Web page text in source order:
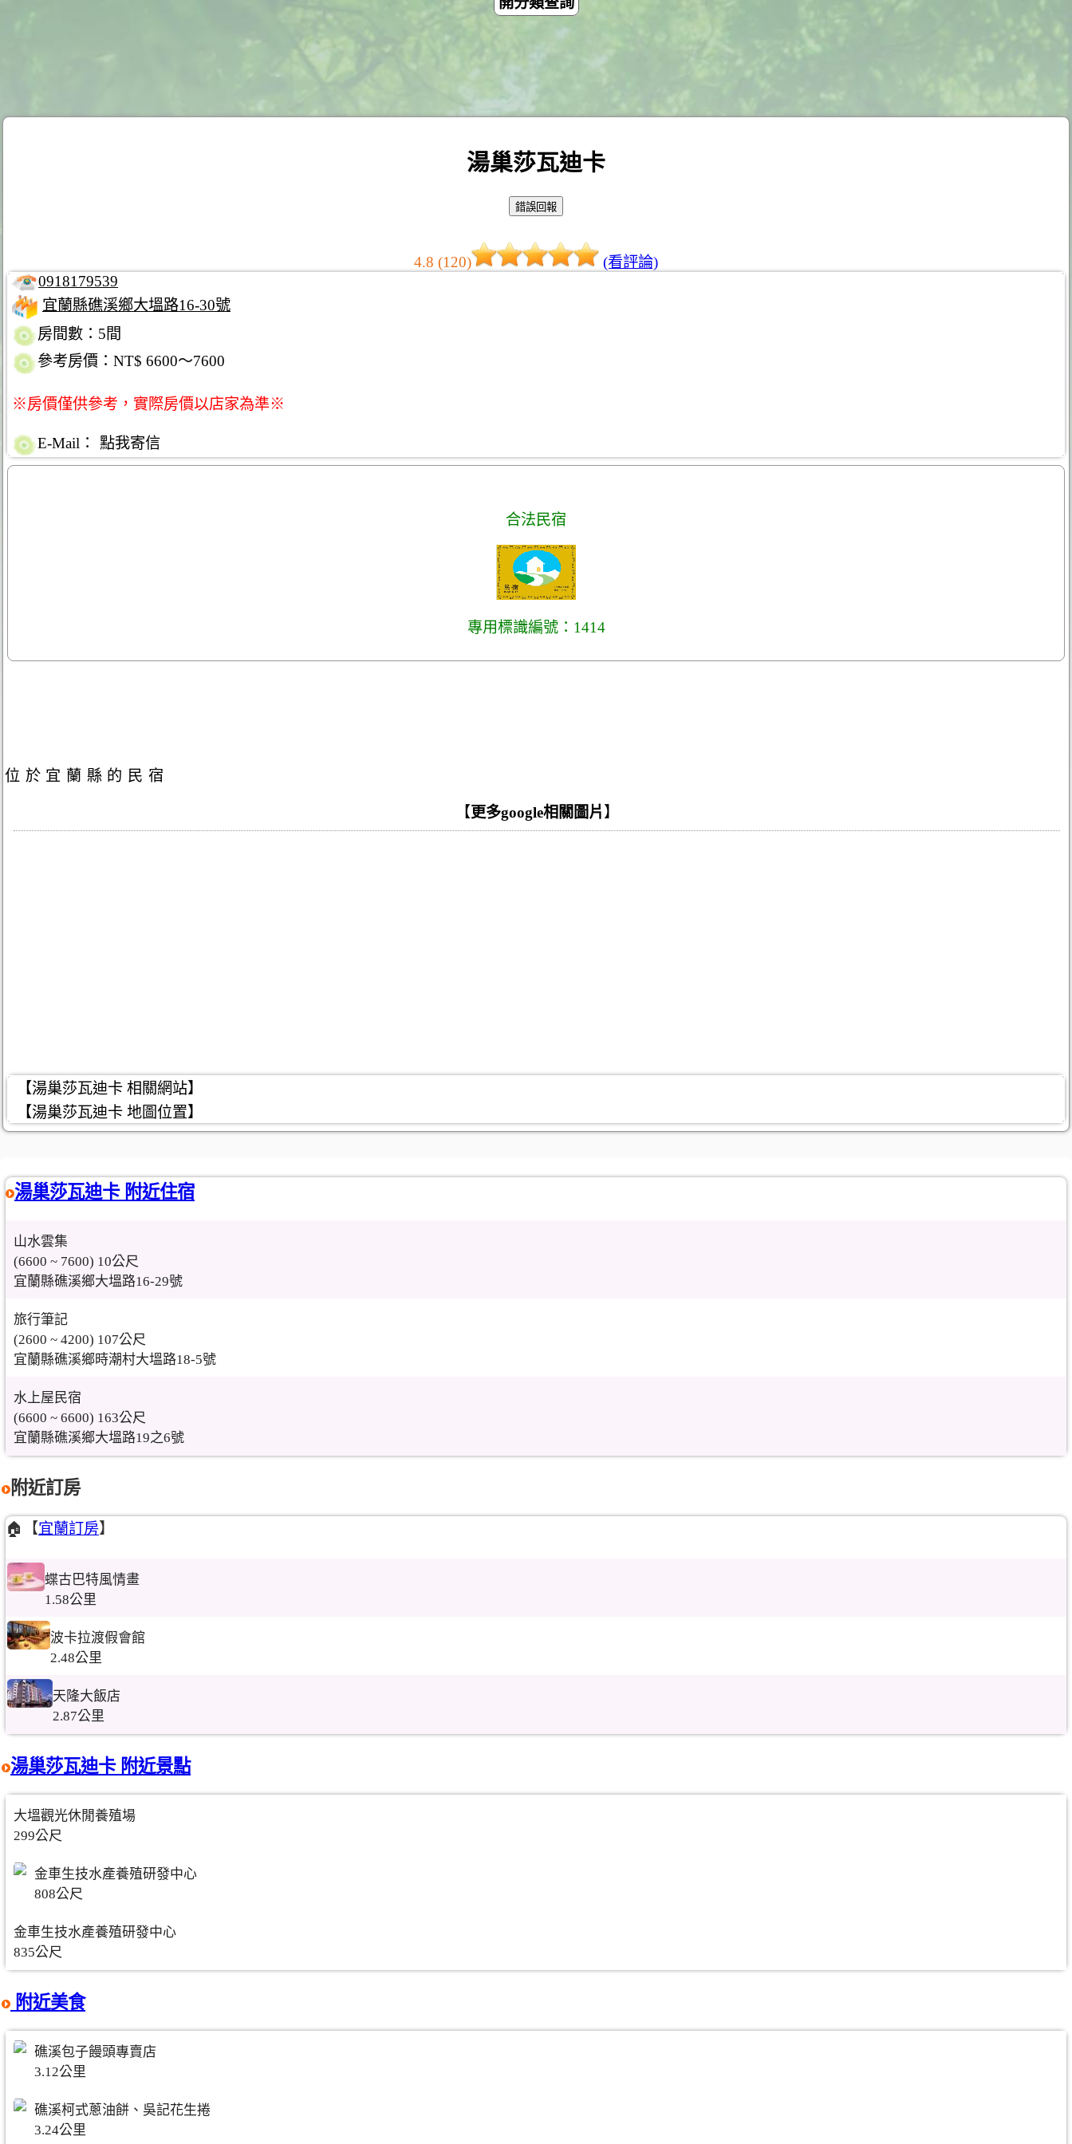
湯巢莎瓦迪卡
4.8 (120)
(看評論)
0918179539
宜蘭縣礁溪鄉大塭路16-30號
房間數：5間
參考房價：NT$ 6600～7600
※房價僅供參考，實際房價以店家為準※
E-Mail： 點我寄信
合法民宿
專用標識編號：1414
位於宜蘭縣的民宿
【更多google相關圖片】
【湯巢莎瓦迪卡 相關網站】
【湯巢莎瓦迪卡 地圖位置】
湯巢莎瓦迪卡 附近住宿
山水雲集
(6600 ~ 7600) 10公尺
宜蘭縣礁溪鄉大塭路16-29號
旅行筆記
(2600 ~ 4200) 107公尺
宜蘭縣礁溪鄉時潮村大塭路18-5號
水上屋民宿
(6600 ~ 6600) 163公尺
宜蘭縣礁溪鄉大塭路19之6號
附近訂房
🏠【宜蘭訂房】
蝶古巴特風情畫
1.58公里
波卡拉渡假會館
2.48公里
天隆大飯店
2.87公里
湯巢莎瓦迪卡 附近景點
大塭觀光休閒養殖場
299公尺
金車生技水產養殖研發中心
808公尺
金車生技水產養殖研發中心
835公尺
附近美食
礁溪包子饅頭專賣店
3.12公里
礁溪柯式蔥油餅、吳記花生捲
3.24公里